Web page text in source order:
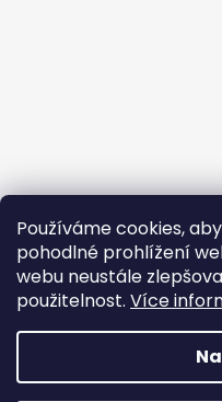
Používáme cookies,
pohodlné prohlížení
webu neustále
použitelnost. Více